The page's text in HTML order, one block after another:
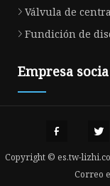
Válvula de
Fundición de
Empresa socia
Copyright © es.tw-
Correo